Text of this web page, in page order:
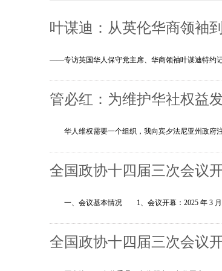
叶谋迪：从英伦华商领袖
——专访英国华人保守党主席、华商领袖叶谋迪特约
管必红：为维护华社权益
华人维权需要一个组织，我向宾夕法尼亚州政府
全国政协十四届三次会议
一、会议基本情况 1、会议开幕：2025 年 3 月 4
全国政协十四届三次会议